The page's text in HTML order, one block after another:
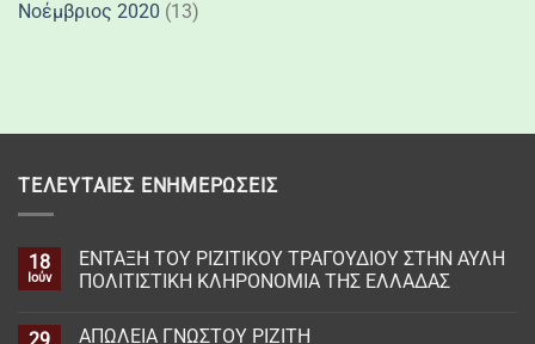
Νοέμβριος 2020 (13)
ΤΕΛΕΥΤΑΊΕΣ ΕΝΗΜΕΡΏΣΕΙΣ
18
Ιούν
ΕΝΤΑΞΗ ΤΟΥ ΡΙΖΙΤΙΚΟΥ ΤΡΑΓΟΥΔΙΟΥ ΣΤΗΝ ΑΥΛΗ
ΠΟΛΙΤΙΣΤΙΚΗ ΚΛΗΡΟΝΟΜΙΑ ΤΗΣ ΕΛΛΑΔΑΣ
ΑΠΩΛΕΙΑ ΓΝΩΣΤΟΥ ΡΙΖΙΤΗ